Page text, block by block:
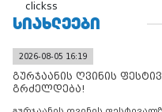
clickss
ᲡᲘᲐᲮᲚᲔᲔᲑᲘ
2026-08-05 16:19
გურჯაანის ღვინის
გრძელდება!